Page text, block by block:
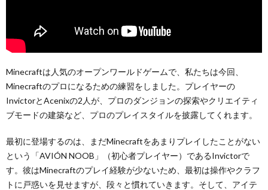
Minecraftは人気のオープンワールドゲームで、私たちは今回、
Minecraftのプロになるための練習をしました。プレイヤーの
InvictorとAcenixの2人が、プロのダンジョンの探索やクリエイティ
ブモードの建築など、プロのプレイスタイルを披露してくれます。
最初に登場するのは、まだMinecraftをあまりプレイしたことがない
という「AVIÓN NOOB」（初心者プレイヤー）であるInvictorで
す。彼はMinecraftのプレイ経験が少ないため、最初は操作やクラフ
トに戸惑いを見せますが、段々と慣れていきます。そして、アイテ